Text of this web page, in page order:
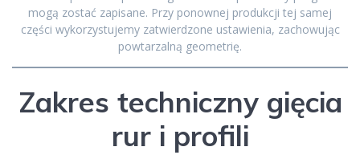
mogą zostać zapisane. Przy ponownej produkcji tej samej
części wykorzystujemy zatwierdzone ustawienia, zachowując
powtarzalną geometrię.
Zakres techniczny gięcia
rur i profili